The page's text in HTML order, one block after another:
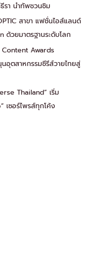
รา นำทัพชวนชิม
สาขา แฟชั่นไอส์แลนด์
ด้วยมาตรฐานระดับโลก
Content Awards
อุตสาหกรรมซีรีส์วายไทยสู่
Thailand” เริ่ม
ซอร์ไพรส์ทุกโค้ง